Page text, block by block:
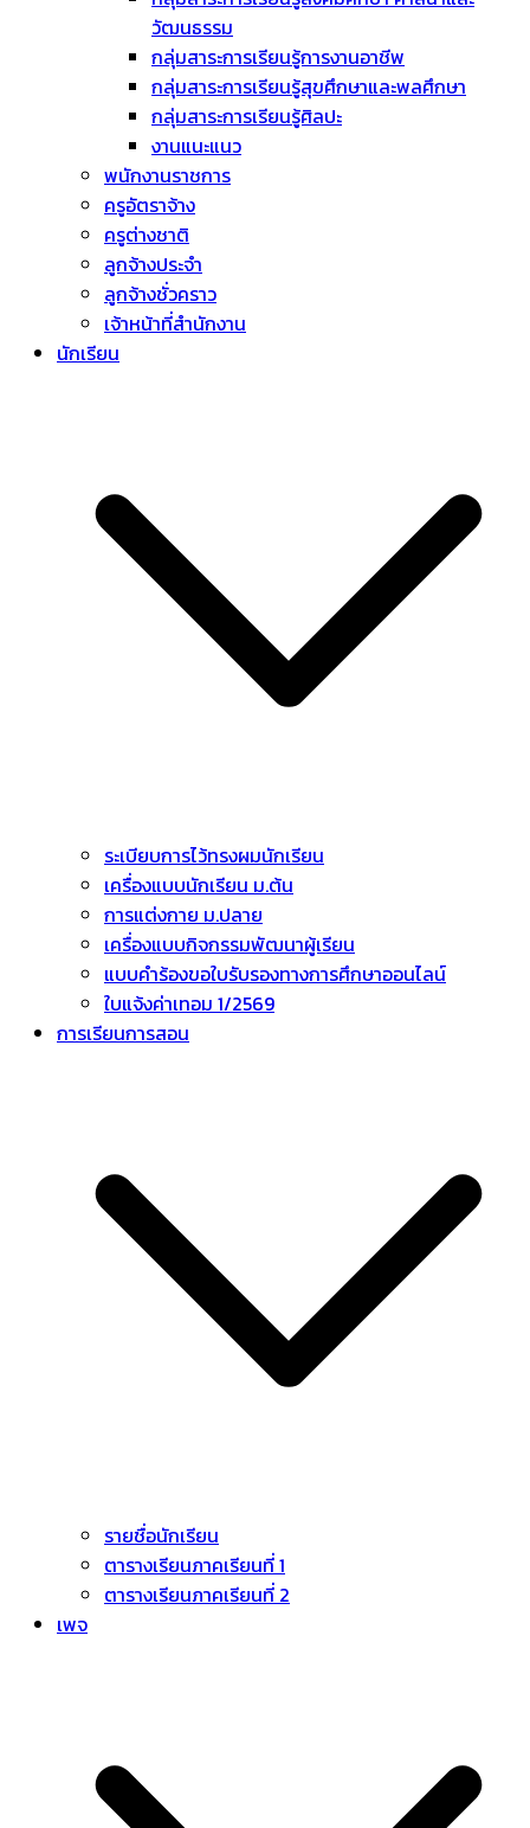
วัฒนธรรม
กลุ่มสาระการเรียนรู้การงานอาชีพ
กลุ่มสาระการเรียนรู้สุขศึกษาและพลศึกษา
กลุ่มสาระการเรียนรู้ศิลปะ
งานแนะแนว
พนักงานราชการ
ครูอัตราจ้าง
ครูต่างชาติ
ลูกจ้างประจำ
ลูกจ้างชั่วคราว
เจ้าหน้าที่สำนักงาน
นักเรียน
ระเบียบการไว้ทรงผมนักเรียน
เครื่องแบบนักเรียน ม.ต้น
การแต่งกาย ม.ปลาย
เครื่องแบบกิจกรรมพัฒนาผู้เรียน
แบบคำร้องขอใบรับรองทางการศึกษาออนไลน์
ใบแจ้งค่าเทอม 1/2569
การเรียนการสอน
รายชื่อนักเรียน
ตารางเรียนภาคเรียนที่ 1
ตารางเรียนภาคเรียนที่ 2
เพจ